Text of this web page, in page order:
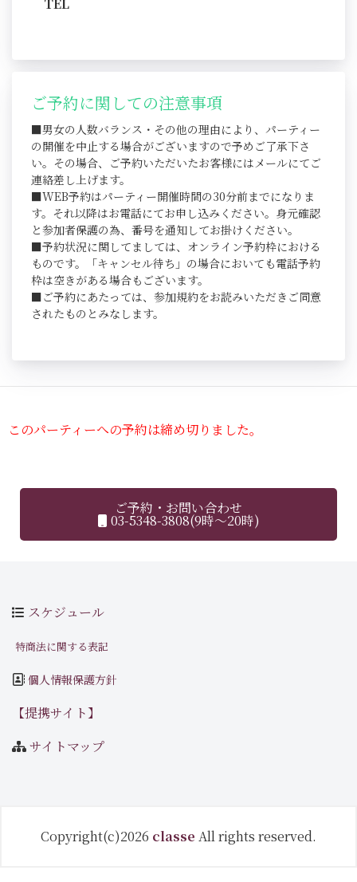
TEL
ご予約に関しての注意事項
■男女の人数バランス・その他の理由により、パーティー
の開催を中止する場合がございますので予めご了承下さ
い。その場合、ご予約いただいたお客様にはメールにてご
連絡差し上げます。
■WEB予約はパーティー開催時間の30分前までになりま
す。それ以降はお電話にてお申し込みください。身元確認
と参加者保護の為、番号を通知してお掛けください。
■予約状況に関してましては、オンライン予約枠における
ものです。「キャンセル待ち」の場合においても電話予約
枠は空きがある場合もございます。
■ご予約にあたっては、参加規約をお読みいただきご同意
されたものとみなします。
このパーティーへの予約は締め切りました。
ご予約・お問い合わせ
03-5348-3808(9時～20時)
スケジュール
特商法に関する表記
個人情報保護方針
【提携サイト】
サイトマップ
Copyright(c)2026 classe All rights reserved.